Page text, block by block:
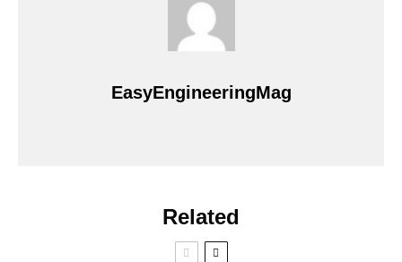
EasyEngineeringMag
Related